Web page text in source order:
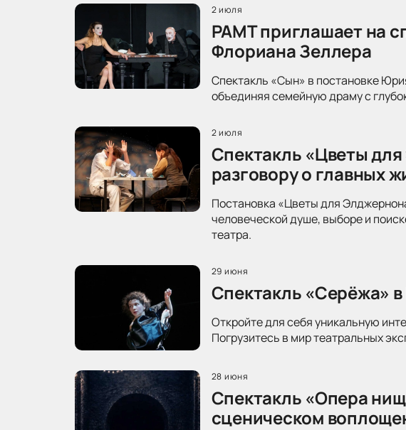
2 июля
РАМТ приглашает на
Флориана Зеллера
Спектакль «Сын» в постановке
объединяя семейную драму с
2 июля
Спектакль «Цветы
разговору о главных
Постановка «Цветы для
человеческой душе, выборе и
театра.
29 июня
Спектакль «Серёжа»
Откройте для себя уникальную
Погрузитесь в мир театральных
28 июня
Спектакль «Опера
сценическом